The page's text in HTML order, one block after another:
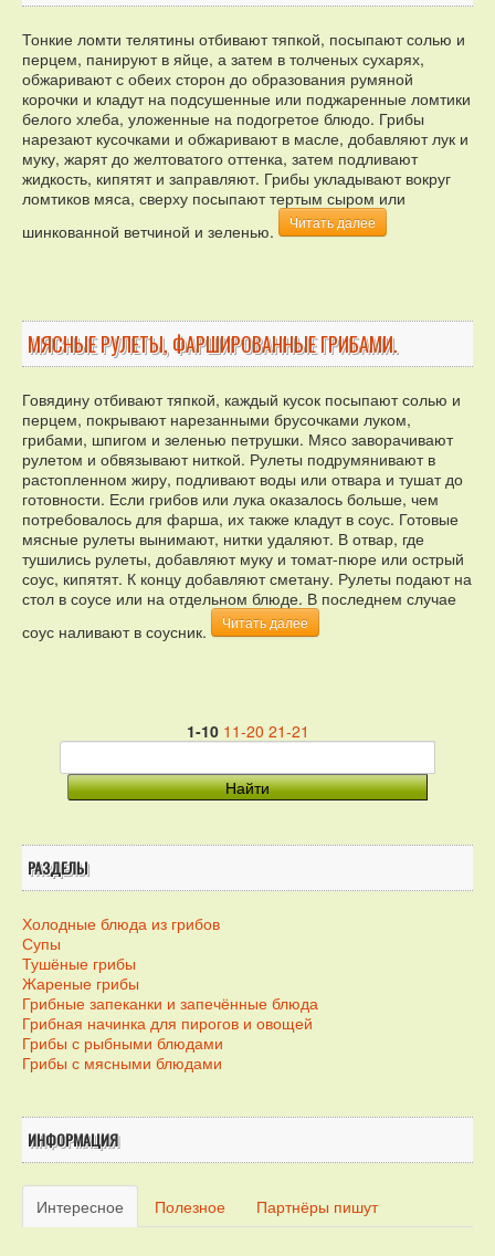
Тонкие ломти телятины отбивают тяпкой, посыпают солью и
перцем, панируют в яйце, а затем в толченых сухарях,
обжаривают с обеих сторон до образования румяной
корочки и кладут на подсушенные или поджаренные ломтики
белого хлеба, уложенные на подогретое блюдо. Грибы
нарезают кусочками и обжаривают в масле, добавляют лук и
муку, жарят до желтоватого оттенка, затем подливают
жидкость, кипятят и заправляют. Грибы укладывают вокруг
ломтиков мяса, сверху посыпают тертым сыром или
шинкованной ветчиной и зеленью.
Читать далее
МЯСНЫЕ РУЛЕТЫ, ФАРШИРОВАННЫЕ ГРИБАМИ.
Говядину отбивают тяпкой, каждый кусок посыпают солью и
перцем, покрывают нарезанными брусочками луком,
грибами, шпигом и зеленью петрушки. Мясо заворачивают
рулетом и обвязывают ниткой. Рулеты подрумянивают в
растопленном жиру, подливают воды или отвара и тушат до
готовности. Если грибов или лука оказалось больше, чем
потребовалось для фарша, их также кладут в соус. Готовые
мясные рулеты вынимают, нитки удаляют. В отвар, где
тушились рулеты, добавляют муку и томат-пюре или острый
соус, кипятят. К концу добавляют сметану. Рулеты подают на
стол в соусе или на отдельном блюде. В последнем случае
соус наливают в соусник.
Читать далее
1-10 11-20 21-21
РАЗДЕЛЫ
Холодные блюда из грибов
Супы
Тушёные грибы
Жареные грибы
Грибные запеканки и запечённые блюда
Грибная начинка для пирогов и овощей
Грибы с рыбными блюдами
Грибы с мясными блюдами
ИНФОРМАЦИЯ
Интересное Полезное Партнёры пишут